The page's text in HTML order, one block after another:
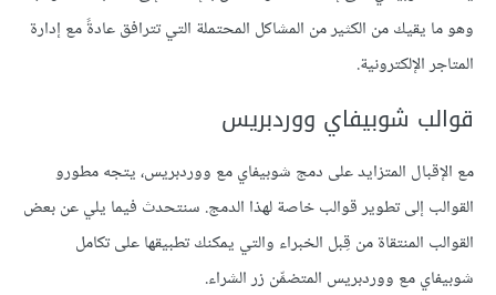
وهو ما يقيك من الكثير من المشاكل المحتملة التي تترافق عادةً مع إدارة
المتاجر الإلكترونية.
قوالب شوبيفاي ووردبريس
مع الإقبال المتزايد على دمج شوبيفاي مع ووردبريس، يتجه مطورو
القوالب إلى تطوير قوالب خاصة لهذا الدمج. سنتحدث فيما يلي عن بعض
القوالب المنتقاة من قِبل الخبراء والتي يمكنك تطبيقها على تكامل
شوبيفاي مع ووردبريس المتضمِّن زر الشراء.